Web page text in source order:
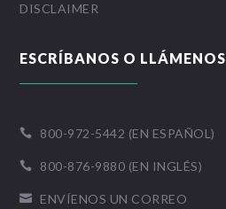
DISCLAIMER
ESCRÍBANOS O LLÁMENOS
 800-972-5442 (EN ESPAÑOL)
 800-876-9880 (EN INGLÉS)
 ENVÍENOS UN CORREO